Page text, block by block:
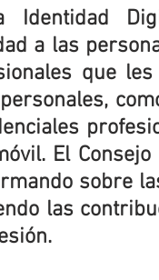
Identidad
a las
que
El
sobre
las